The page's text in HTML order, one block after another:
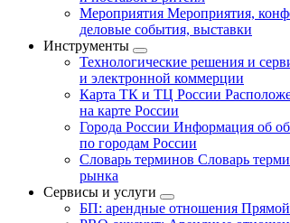
Мероприятия Мероприятия,
деловые события, выставки
Инструменты
Технологические решения и
и электронной коммерции
Карта ТК и ТЦ России
на карте России
Города России Информация об
по городам России
Словарь терминов Словарь
рынка
Сервисы и услуги
БП: арендные отношения Прямой